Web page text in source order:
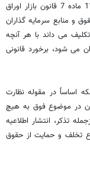
وی تصریح کرد: سازمان بورس براساس بندهای 8 و 11 ماده 7 قانون بازار اوراق
و منابع سرمایه گذاران
می داند با هر آنچه
شود، برخورد قانونی
اساساً در مقوله نظارت
در موضوع فوق به هیچ
تذکر، انتشار اطلاعیه
تخلف و حمایت از حقوق